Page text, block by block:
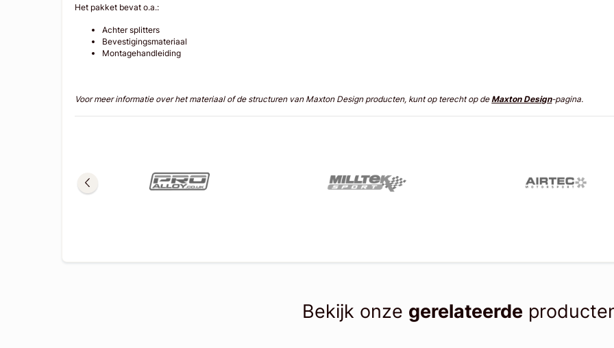
Het pakket bevat o.a.:
Achter splitters
Bevestigingsmateriaal
Montagehandleiding
Voor meer informatie over het materiaal of de structuren van Maxton Design producten, kunt op terecht op deMaxton Design-pagina.
Bekijk onze gerelateerde